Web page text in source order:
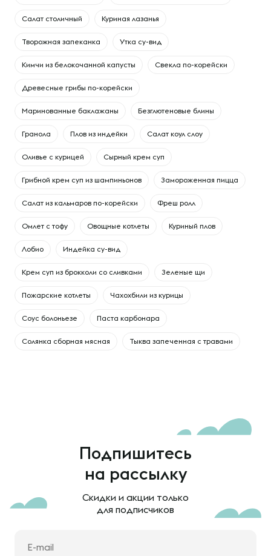
Салат столичный Куриная лазанья
Творожная запеканка Утка су-вид
Кимчи из белокочанной капусты Свекла по-корейски
Древесные грибы по-корейски
Маринованные баклажаны Безглютеновые блины
Гранола Плов из индейки Салат коул слоу
Оливье с курицей Сырный крем суп
Грибной крем суп из шампиньонов Замороженная пицца
Салат из кальмаров по-корейски Фреш ролл
Омлет с тофу Овощные котлеты Куриный плов
Лобио Индейка су-вид
Крем суп из брокколи со сливками Зеленые щи
Пожарские котлеты Чахохбили из курицы
Соус болоньезе Паста карбонара
Солянка сборная мясная Тыква запеченная с травами
Подпишитесь
на рассылку
Скидки и акции только
для подписчиков